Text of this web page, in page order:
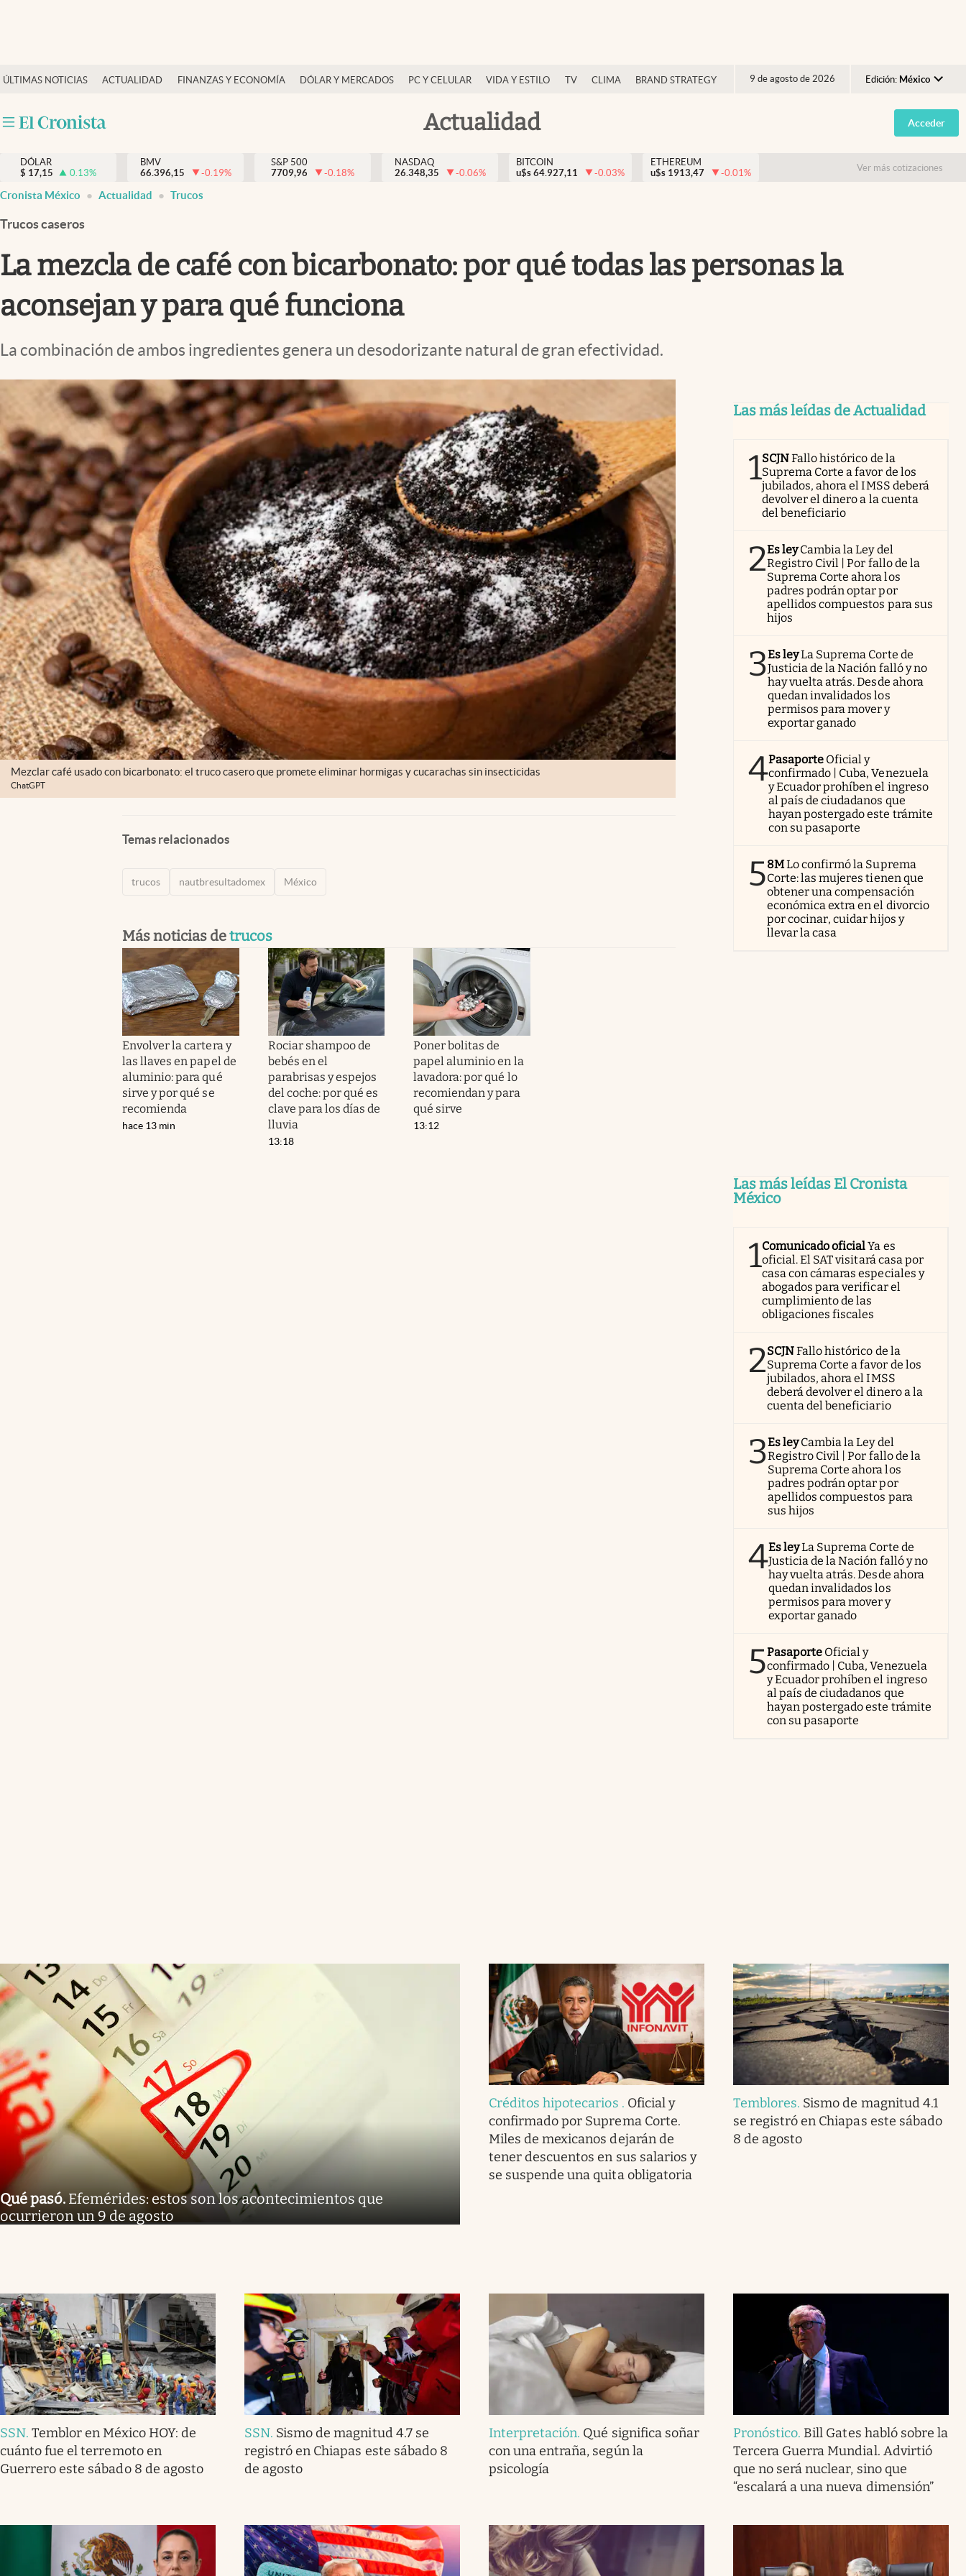
ÚLTIMAS NOTICIAS ACTUALIDAD FINANZAS Y ECONOMÍA DÓLAR Y MERCADOS PC Y CELULAR VIDA Y ESTILO TV CLIMA BRAND STRATEGY 9 de agosto de 2026 Edición: México
Argentina
España
USA
Actualidad
Actualidad
Internacionales
Opinión
Brand Strategy
Vida y estilo
Tv
Espiritualidad
abre en nueva pestaña
Acceder
DÓLAR
$ 17,15 0.13%
BMV
66.396,15
-0.19%
S&P 500
7709,96
-0.18%
NASDAQ
26.348,35
-0.06%
BITCOIN
u$s 64.927,11 -0.03%
ETHEREUM
u$s 1913,47 -0.01% Ver más cotizaciones
Cronista México Actualidad Trucos
Trucos caseros
La mezcla de café con bicarbonato: por qué todas las personas la
aconsejan y para qué funciona
La combinación de ambos ingredientes genera un desodorizante natural de gran efectividad.
Mezclar café usado con bicarbonato: el truco casero que promete eliminar hormigas y cucarachas sin insecticidas
ChatGPT
Temas relacionados
trucos nautbresultadomex México
Más noticias detrucos
Envolver la cartera y
las llaves en papel de
aluminio: para qué
sirve y por qué se
recomienda
hace 13 min
Rociar shampoo de
bebés en el
parabrisas y espejos
del coche: por qué es
clave para los días de
lluvia
13:18
Poner bolitas de
papel aluminio en la
lavadora: por qué lo
recomiendan y para
qué sirve
13:12
Las más leídas de Actualidad
1SCJNFallo histórico de la
Suprema Corte a favor de los
jubilados, ahora el IMSS deberá
devolver el dinero a la cuenta
del beneficiario
2Es ley Cambia la Ley del
Registro Civil | Por fallo de la
Suprema Corte ahora los
padres podrán optar por
apellidos compuestos para sus
hijos
3Es leyLa Suprema Corte de
Justicia de la Nación falló y no
hay vuelta atrás. Desde ahora
quedan invalidados los
permisos para mover y
exportar ganado
4Pasaporte Oficial y
confirmado | Cuba, Venezuela
y Ecuador prohíben el ingreso
al país de ciudadanos que
hayan postergado este trámite
con su pasaporte
58MLo confirmó la Suprema
Corte: las mujeres tienen que
obtener una compensación
económica extra en el divorcio
por cocinar, cuidar hijos y
llevar la casa
Las más leídas El Cronista
México
1Comunicado oficialYa es
oficial. El SAT visitará casa por
casa con cámaras especiales y
abogados para verificar el
cumplimiento de las
obligaciones fiscales
2SCJNFallo histórico de la
Suprema Corte a favor de los
jubilados, ahora el IMSS
deberá devolver el dinero a la
cuenta del beneficiario
3Es ley Cambia la Ley del
Registro Civil | Por fallo de la
Suprema Corte ahora los
padres podrán optar por
apellidos compuestos para
sus hijos
4Es leyLa Suprema Corte de
Justicia de la Nación falló y no
hay vuelta atrás. Desde ahora
quedan invalidados los
permisos para mover y
exportar ganado
5Pasaporte Oficial y
confirmado | Cuba, Venezuela
y Ecuador prohíben el ingreso
al país de ciudadanos que
hayan postergado este trámite
con su pasaporte
Qué pasó. Efemérides: estos son los acontecimientos que
ocurrieron un 9 de agosto
Créditos hipotecarios . Oficial y
confirmado por Suprema Corte.
Miles de mexicanos dejarán de
tener descuentos en sus salarios y
se suspende una quita obligatoria
Temblores. Sismo de magnitud 4.1
se registró en Chiapas este sábado
8 de agosto
SSN.Temblor en México HOY: de
cuánto fue el terremoto en
Guerrero este sábado 8 de agosto
SSN. Sismo de magnitud 4.7 se
registró en Chiapas este sábado 8
de agosto
Interpretación. Qué significa soñar
con una entraña, según la
psicología
Pronóstico. Bill Gates habló sobre la
Tercera Guerra Mundial. Advirtió
que no será nuclear, sino que
“escalará a una nueva dimensión”